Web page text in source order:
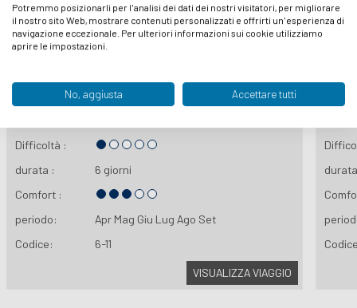
L’Olanda del tempo che fu
Difficoltà :
durata :
6 giorni
Comfort :
periodo:
Apr Mag Giu Lug Ago Set
Codice:
6-11
VISUALIZZA VIAGGIO
Potremmo posizionarli per l'analisi dei dati dei nostri visitatori, per migliorare
il nostro sito Web, mostrare contenuti personalizzati e offrirti un'esperienza di
navigazione eccezionale. Per ulteriori informazioni sui cookie utilizziamo
aprire le impostazioni.
No, aggiusta Accettare tutti